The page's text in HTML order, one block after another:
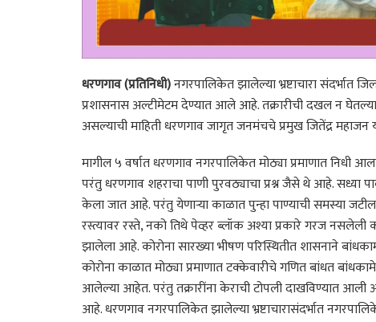
धरणगाव (प्रतिनिधी)नगरपालिकेत झालेल्या भ्रष्टाचारा संदर्भात
प्रशासनास अल्टीमेटम देण्यात आले आहे. तक्रारीची दखल न
असल्याची माहिती धरणगाव जागृत जनमंचचे प्रमुख जितेंद्र महाजन
मागील ५ वर्षात धरणगाव नगरपालिकेत मोठ्या प्रमाणात निधी
परंतु धरणगाव शहराचा पाणी पुरवठ्याचा प्रश्न जैसे थे आहे.
केला जात आहे. परंतु येणाऱ्या काळात पुन्हा पाण्याची समस्या
रस्त्यावर रस्ते, नको तिथे पेव्हर ब्लॉक अश्या प्रकारे गरज नसलेली
झालेला आहे. कोरोना सारख्या भीषण परिस्थितीत शासनाने
कोरोना काळात मोठ्या प्रमाणात टक्केवारीचे गणित बांधत
आलेल्या आहेत. परंतु तक्रारींना केराची टोपली दाखविण्यात आली
आहे. धरणगाव नगरपालिकेत झालेल्या भ्रष्टाचारासंदर्भात